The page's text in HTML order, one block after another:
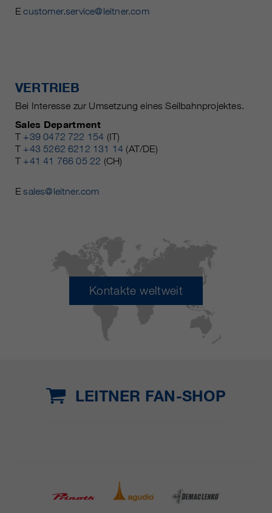
Ecustomer.service@leitner.com
VERTRIEB
Bei Interesse zur Umsetzung eines Seilbahnprojektes.
Sales Department
T +39 0472 722 154 (IT)
T +43 5262 6212 131 14 (AT/DE)
T +41 41 766 05 22 (CH)
Esales@leitner.com
Kontakte weltweit
LEITNER FAN-SHOP